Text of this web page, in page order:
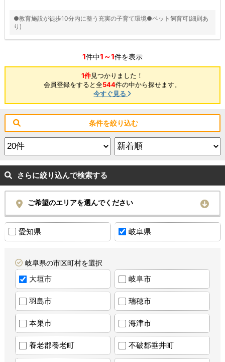
●教育施設が徒歩10分内に整う充実の子育て環境●ペット飼育可(細則あ
り)
1件中1～1件を表示
1件見つかりました！
会員登録をすると全544件の中から探せます。
今すぐ見る
条件を絞り込む
さらに絞り込んで検索する
ご希望のエリアを選んでください
愛知県 岐阜県
岐阜県の市区町村を選択
大垣市 岐阜市
羽島市 瑞穂市
本巣市 海津市
養老郡養老町 不破郡垂井町